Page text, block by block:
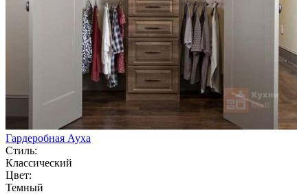
Гардеробная Ауха
Стиль:
Классический
Цвет:
Темный